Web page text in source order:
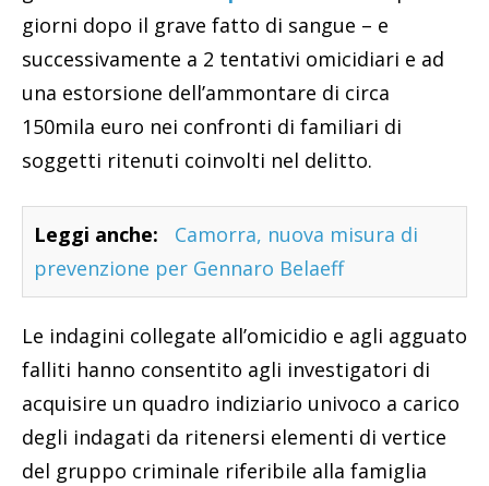
giorni dopo il grave fatto di sangue – e
successivamente a 2 tentativi omicidiari e ad
una estorsione dell’ammontare di circa
150mila euro nei confronti di familiari di
soggetti ritenuti coinvolti nel delitto.
Leggi anche:
Camorra, nuova misura di
prevenzione per Gennaro Belaeff
Le indagini collegate all’omicidio e agli agguato
falliti hanno consentito agli investigatori di
acquisire un quadro indiziario univoco a carico
degli indagati da ritenersi elementi di vertice
del gruppo criminale riferibile alla famiglia